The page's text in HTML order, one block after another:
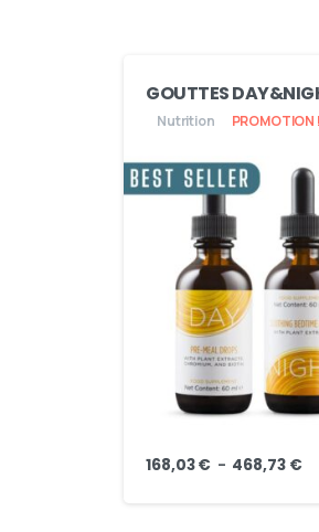
GOUTTES
Nutrition PROMOTION !
168,03€ – 468,73 €